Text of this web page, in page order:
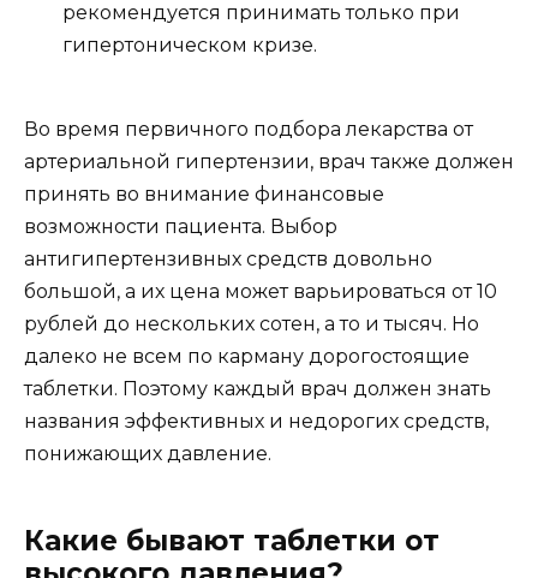
рекомендуется принимать только при
гипертоническом кризе.
Во время первичного подбора лекарства от
артериальной гипертензии, врач также должен
принять во внимание финансовые
возможности пациента. Выбор
антигипертензивных средств довольно
большой, а их цена может варьироваться от 10
рублей до нескольких сотен, а то и тысяч. Но
далеко не всем по карману дорогостоящие
таблетки. Поэтому каждый врач должен знать
названия эффективных и недорогих средств,
понижающих давление.
Какие бывают таблетки от